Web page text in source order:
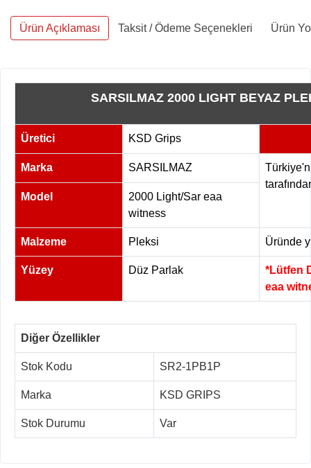
Ürün Açıklaması Taksit / Ödeme Seçenekleri Ürün
SARSILMAZ 2000 LIGHT BEYAZ
Üretici KSD Grips
Marka SARSILMAZ
Model
2000 Light/Sar eaa
witness
Malzeme Pleksi Üründe
Yüzey Düz Parlak
*Lütfen
eaa
Diğer Özellikler
Stok Kodu SR2-1PB1P
Marka KSD GRIPS
Stok Durumu Var